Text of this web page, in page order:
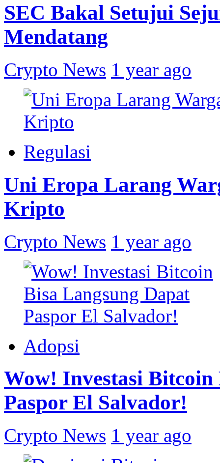
SEC Bakal Setujui
Mendatang
Crypto News 1 year ago
Regulasi
Uni Eropa Larang
Kripto
Crypto News 1 year ago
Adopsi
Wow! Investasi
Paspor El Salvador!
Crypto News 1 year ago